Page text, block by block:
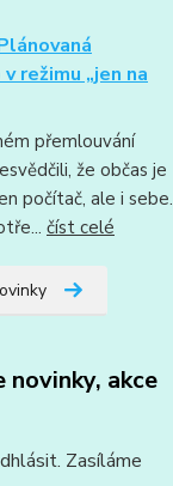
režimu „jen na
přemlouvání
že občas je
počítač, ale i sebe.
číst celé
novinky, akce
Zasíláme